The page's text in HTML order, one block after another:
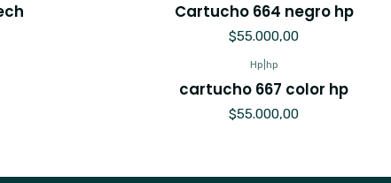
Cartucho 664 negro hp
$55.000,00
Hp hp
cartucho 667 color hp
$55.000,00